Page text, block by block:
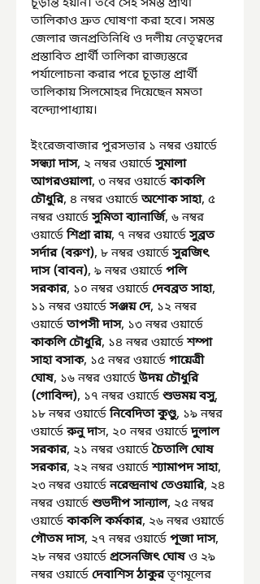
চূড়ান্ত হয়নি। তবে সেই সমস্ত প্রার্থী
তালিকাও দ্রুত ঘোষণা করা হবে। সমস্ত
জেলার জনপ্রতিনিধি ও দলীয় নেতৃত্বদের
প্রস্তাবিত প্রার্থী তালিকা রাজ্যস্তরে
পর্যালোচনা করার পরে চূড়ান্ত প্রার্থী
তালিকায় সিলমোহর দিয়েছেন মমতা
বন্দ্যোপাধ্যায়।
ইংরেজবাজার পুরসভার ১ নম্বর ওয়ার্ডে
সন্ধ্যা দাস, ২ নম্বর ওয়ার্ডে সুমালা
আগরওয়ালা, ৩ নম্বর ওয়ার্ডে কাকলি
চৌধুরি, ৪ নম্বর ওয়ার্ডে অশোক সাহা, ৫
নম্বর ওয়ার্ডে সুমিতা ব্যানার্জি, ৬ নম্বর
ওয়ার্ডে শিপ্রা রায়, ৭ নম্বর ওয়ার্ডে সুব্রত
সর্দার (বরুণ), ৮ নম্বর ওয়ার্ডে সুরজিৎ
দাস (বাবন), ৯ নম্বর ওয়ার্ডে পলি
সরকার, ১০ নম্বর ওয়ার্ডে দেবব্রত সাহা,
১১ নম্বর ওয়ার্ডে সঞ্জয় দে, ১২ নম্বর
ওয়ার্ডে তাপসী দাস, ১৩ নম্বর ওয়ার্ডে
কাকলি চৌধুরি, ১৪ নম্বর ওয়ার্ডে শম্পা
সাহা বসাক, ১৫ নম্বর ওয়ার্ডে গায়েত্রী
ঘোষ, ১৬ নম্বর ওয়ার্ডে উদয় চৌধুরি
(গোবিন্দ), ১৭ নম্বর ওয়ার্ডে শুভময় বসু,
১৮ নম্বর ওয়ার্ডে নিবেদিতা কুণ্ডু, ১৯ নম্বর
ওয়ার্ডে রুনু দাস, ২০ নম্বর ওয়ার্ডে দুলাল
সরকার, ২১ নম্বর ওয়ার্ডে চৈতালি ঘোষ
সরকার, ২২ নম্বর ওয়ার্ডে শ্যামাপদ সাহা,
২৩ নম্বর ওয়ার্ডে নরেন্দ্রনাথ তেওয়ারি, ২৪
নম্বর ওয়ার্ডে শুভদীপ সান্যাল, ২৫ নম্বর
ওয়ার্ডে কাকলি কর্মকার, ২৬ নম্বর ওয়ার্ডে
গৌতম দাস, ২৭ নম্বর ওয়ার্ডে পূজা দাস,
২৮ নম্বর ওয়ার্ডে প্রসেনজিৎ ঘোষ ও ২৯
নম্বর ওয়ার্ডে দেবাশিস ঠাকুর তৃণমূলের